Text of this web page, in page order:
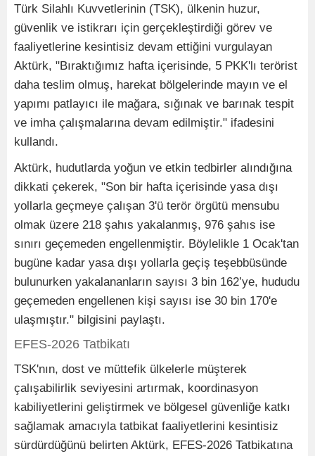
Türk Silahlı Kuvvetlerinin (TSK), ülkenin huzur,
güvenlik ve istikrarı için gerçekleştirdiği görev ve
faaliyetlerine kesintisiz devam ettiğini vurgulayan
Aktürk, "Bıraktığımız hafta içerisinde, 5 PKK'lı terörist
daha teslim olmuş, harekat bölgelerinde mayın ve el
yapımı patlayıcı ile mağara, sığınak ve barınak tespit
ve imha çalışmalarına devam edilmiştir." ifadesini
kullandı.
Aktürk, hudutlarda yoğun ve etkin tedbirler alındığına
dikkati çekerek, "Son bir hafta içerisinde yasa dışı
yollarla geçmeye çalışan 3'ü terör örgütü mensubu
olmak üzere 218 şahıs yakalanmış, 976 şahıs ise
sınırı geçemeden engellenmiştir. Böylelikle 1 Ocak'tan
bugüne kadar yasa dışı yollarla geçiş teşebbüsünde
bulunurken yakalananların sayısı 3 bin 162’ye, hududu
geçemeden engellenen kişi sayısı ise 30 bin 170'e
ulaşmıştır." bilgisini paylaştı.
EFES-2026 Tatbikatı
TSK'nın, dost ve müttefik ülkelerle müşterek
çalışabilirlik seviyesini artırmak, koordinasyon
kabiliyetlerini geliştirmek ve bölgesel güvenliğe katkı
sağlamak amacıyla tatbikat faaliyetlerini kesintisiz
sürdürdüğünü belirten Aktürk, EFES-2026 Tatbikatına